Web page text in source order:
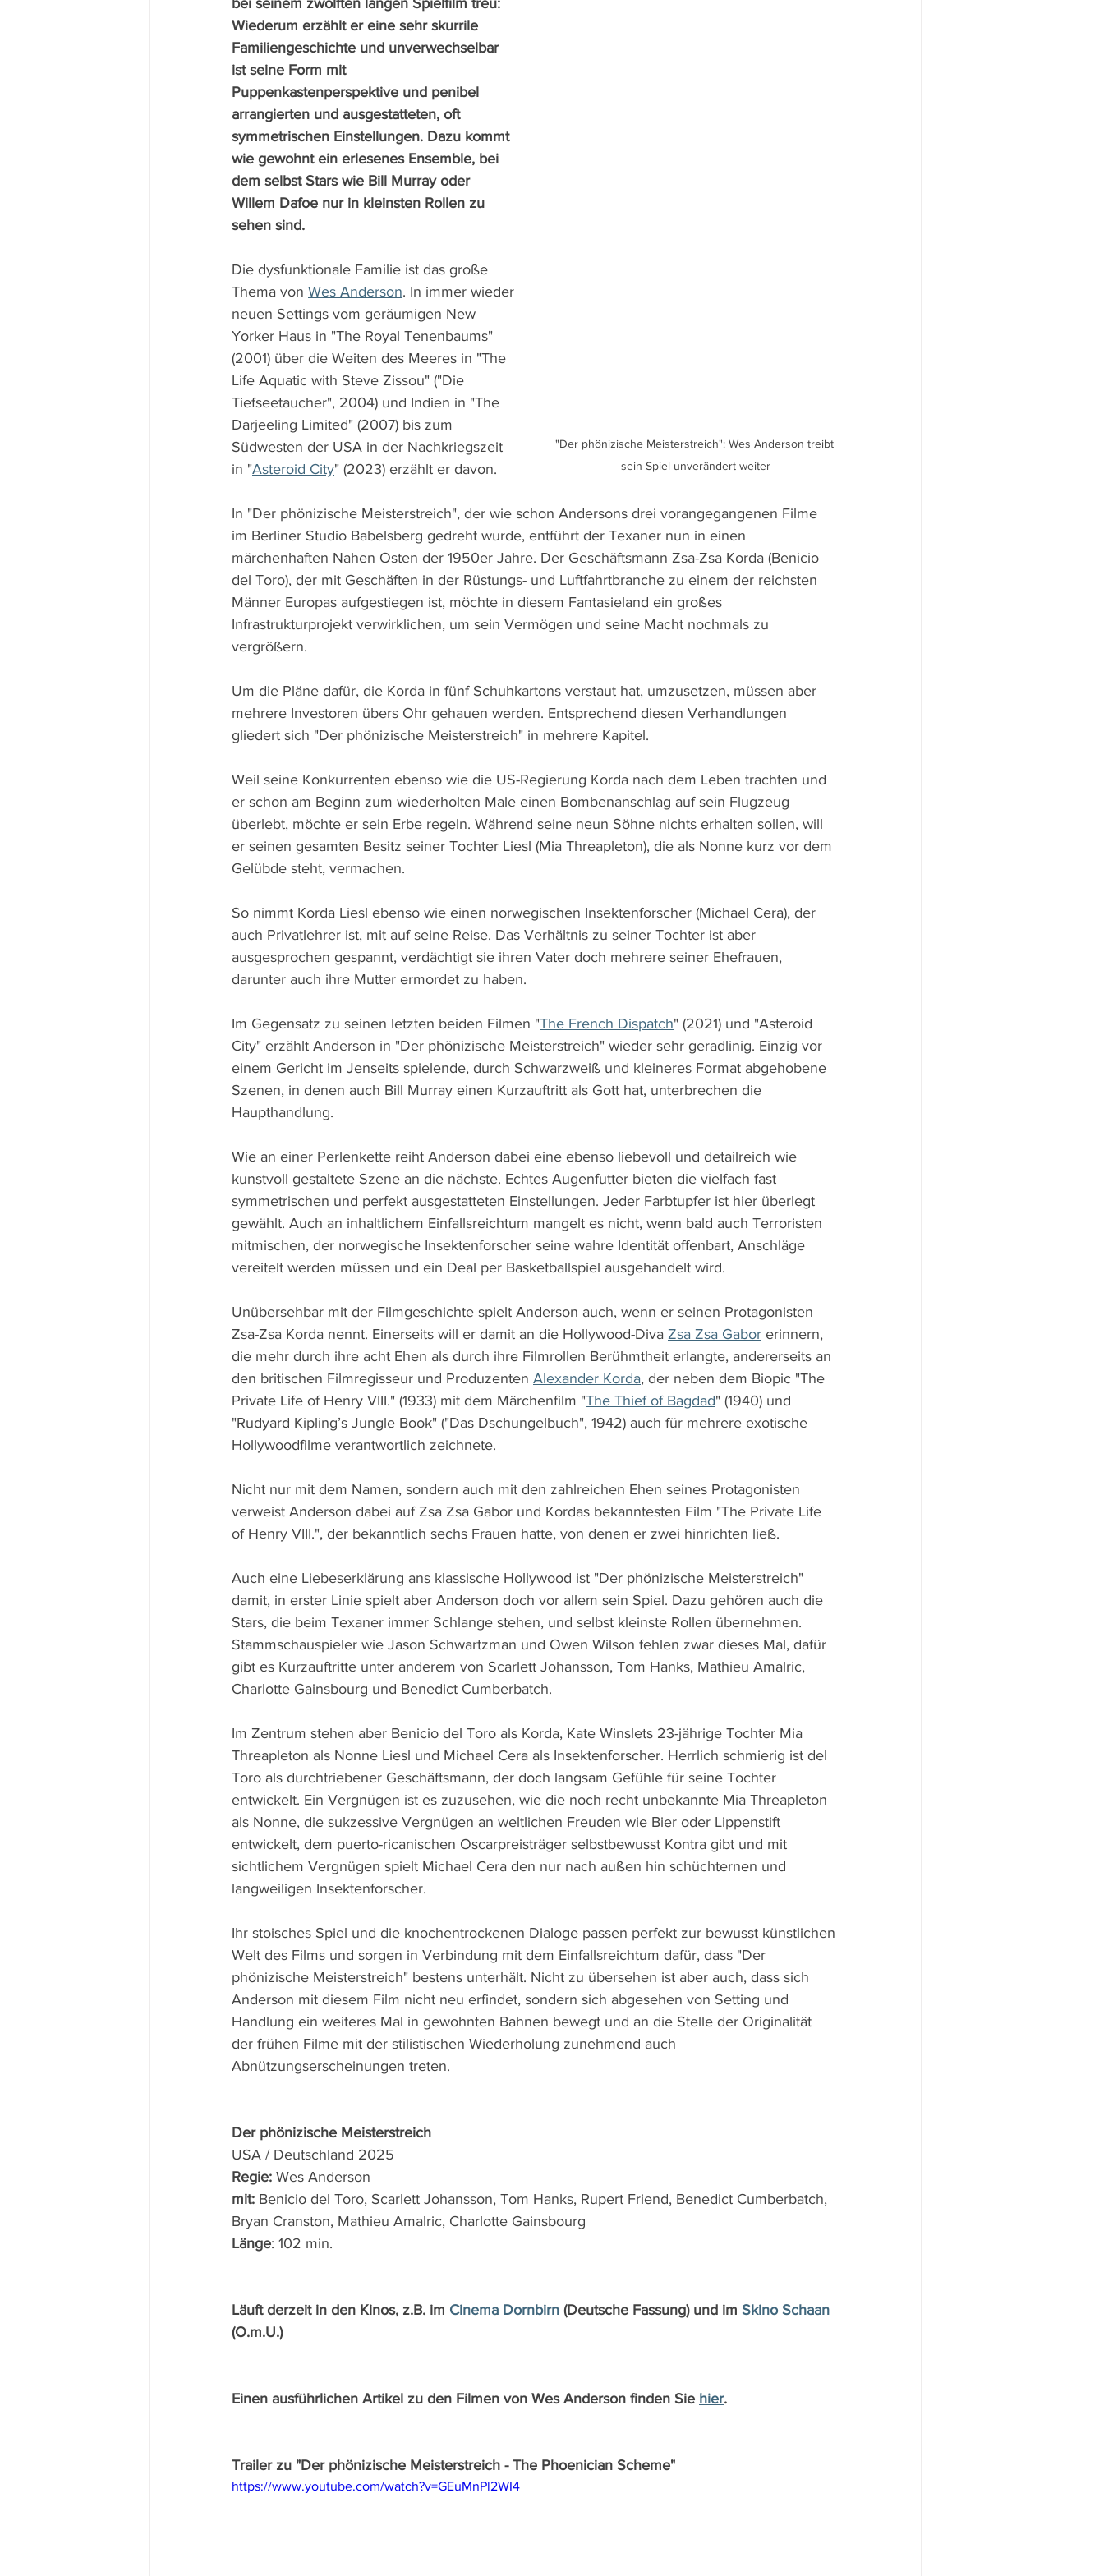
"Der phönizische Meisterstreich": Wes Anderson treibt
sein Spiel unverändert weiter
bei seinem zwölften langen Spielfilm treu:
Wiederum erzählt er eine sehr skurrile
Familiengeschichte und unverwechselbar
ist seine Form mit
Puppenkastenperspektive und penibel
arrangierten und ausgestatteten, oft
symmetrischen Einstellungen. Dazu kommt
wie gewohnt ein erlesenes Ensemble, bei
dem selbst Stars wie Bill Murray oder
Willem Dafoe nur in kleinsten Rollen zu
sehen sind.
Die dysfunktionale Familie ist das große
Thema von Wes Anderson. In immer wieder
neuen Settings vom geräumigen New
Yorker Haus in "The Royal Tenenbaums"
(2001) über die Weiten des Meeres in "The
Life Aquatic with Steve Zissou" ("Die
Tiefseetaucher", 2004) und Indien in "The
Darjeeling Limited" (2007) bis zum
Südwesten der USA in der Nachkriegszeit
in "Asteroid City" (2023) erzählt er davon.
In "Der phönizische Meisterstreich", der wie schon Andersons drei vorangegangenen Filme
im Berliner Studio Babelsberg gedreht wurde, entführt der Texaner nun in einen
märchenhaften Nahen Osten der 1950er Jahre. Der Geschäftsmann Zsa-Zsa Korda (Benicio
del Toro), der mit Geschäften in der Rüstungs- und Luftfahrtbranche zu einem der reichsten
Männer Europas aufgestiegen ist, möchte in diesem Fantasieland ein großes
Infrastrukturprojekt verwirklichen, um sein Vermögen und seine Macht nochmals zu
vergrößern.
Um die Pläne dafür, die Korda in fünf Schuhkartons verstaut hat, umzusetzen, müssen aber
mehrere Investoren übers Ohr gehauen werden. Entsprechend diesen Verhandlungen
gliedert sich "Der phönizische Meisterstreich" in mehrere Kapitel.
Weil seine Konkurrenten ebenso wie die US-Regierung Korda nach dem Leben trachten und
er schon am Beginn zum wiederholten Male einen Bombenanschlag auf sein Flugzeug
überlebt, möchte er sein Erbe regeln. Während seine neun Söhne nichts erhalten sollen, will
er seinen gesamten Besitz seiner Tochter Liesl (Mia Threapleton), die als Nonne kurz vor dem
Gelübde steht, vermachen.
So nimmt Korda Liesl ebenso wie einen norwegischen Insektenforscher (Michael Cera), der
auch Privatlehrer ist, mit auf seine Reise. Das Verhältnis zu seiner Tochter ist aber
ausgesprochen gespannt, verdächtigt sie ihren Vater doch mehrere seiner Ehefrauen,
darunter auch ihre Mutter ermordet zu haben.
Im Gegensatz zu seinen letzten beiden Filmen "The French Dispatch" (2021) und "Asteroid
City" erzählt Anderson in "Der phönizische Meisterstreich" wieder sehr geradlinig. Einzig vor
einem Gericht im Jenseits spielende, durch Schwarzweiß und kleineres Format abgehobene
Szenen, in denen auch Bill Murray einen Kurzauftritt als Gott hat, unterbrechen die
Haupthandlung.
Wie an einer Perlenkette reiht Anderson dabei eine ebenso liebevoll und detailreich wie
kunstvoll gestaltete Szene an die nächste. Echtes Augenfutter bieten die vielfach fast
symmetrischen und perfekt ausgestatteten Einstellungen. Jeder Farbtupfer ist hier überlegt
gewählt. Auch an inhaltlichem Einfallsreichtum mangelt es nicht, wenn bald auch Terroristen
mitmischen, der norwegische Insektenforscher seine wahre Identität offenbart, Anschläge
vereitelt werden müssen und ein Deal per Basketballspiel ausgehandelt wird.
Unübersehbar mit der Filmgeschichte spielt Anderson auch, wenn er seinen Protagonisten
Zsa-Zsa Korda nennt. Einerseits will er damit an die Hollywood-Diva Zsa Zsa Gabor erinnern,
die mehr durch ihre acht Ehen als durch ihre Filmrollen Berühmtheit erlangte, andererseits an
den britischen Filmregisseur und Produzenten Alexander Korda, der neben dem Biopic "The
Private Life of Henry VIII." (1933) mit dem Märchenfilm "The Thief of Bagdad" (1940) und
"Rudyard Kipling’s Jungle Book" ("Das Dschungelbuch", 1942) auch für mehrere exotische
Hollywoodfilme verantwortlich zeichnete.
Nicht nur mit dem Namen, sondern auch mit den zahlreichen Ehen seines Protagonisten
verweist Anderson dabei auf Zsa Zsa Gabor und Kordas bekanntesten Film "The Private Life
of Henry VIII.", der bekanntlich sechs Frauen hatte, von denen er zwei hinrichten ließ.
Auch eine Liebeserklärung ans klassische Hollywood ist "Der phönizische Meisterstreich"
damit, in erster Linie spielt aber Anderson doch vor allem sein Spiel. Dazu gehören auch die
Stars, die beim Texaner immer Schlange stehen, und selbst kleinste Rollen übernehmen.
Stammschauspieler wie Jason Schwartzman und Owen Wilson fehlen zwar dieses Mal, dafür
gibt es Kurzauftritte unter anderem von Scarlett Johansson, Tom Hanks, Mathieu Amalric,
Charlotte Gainsbourg und Benedict Cumberbatch.
Im Zentrum stehen aber Benicio del Toro als Korda, Kate Winslets 23-jährige Tochter Mia
Threapleton als Nonne Liesl und Michael Cera als Insektenforscher. Herrlich schmierig ist del
Toro als durchtriebener Geschäftsmann, der doch langsam Gefühle für seine Tochter
entwickelt. Ein Vergnügen ist es zuzusehen, wie die noch recht unbekannte Mia Threapleton
als Nonne, die sukzessive Vergnügen an weltlichen Freuden wie Bier oder Lippenstift
entwickelt, dem puerto-ricanischen Oscarpreisträger selbstbewusst Kontra gibt und mit
sichtlichem Vergnügen spielt Michael Cera den nur nach außen hin schüchternen und
langweiligen Insektenforscher.
Ihr stoisches Spiel und die knochentrockenen Dialoge passen perfekt zur bewusst künstlichen
Welt des Films und sorgen in Verbindung mit dem Einfallsreichtum dafür, dass "Der
phönizische Meisterstreich" bestens unterhält. Nicht zu übersehen ist aber auch, dass sich
Anderson mit diesem Film nicht neu erfindet, sondern sich abgesehen von Setting und
Handlung ein weiteres Mal in gewohnten Bahnen bewegt und an die Stelle der Originalität
der frühen Filme mit der stilistischen Wiederholung zunehmend auch
Abnützungserscheinungen treten.
Der phönizische Meisterstreich
USA / Deutschland 2025
Regie: Wes Anderson
mit: Benicio del Toro, Scarlett Johansson, Tom Hanks, Rupert Friend, Benedict Cumberbatch,
Bryan Cranston, Mathieu Amalric, Charlotte Gainsbourg
Länge: 102 min.
Läuft derzeit in den Kinos, z.B. im Cinema Dornbirn (Deutsche Fassung) und im Skino Schaan
(O.m.U.)
Einen ausführlichen Artikel zu den Filmen von Wes Anderson finden Sie hier.
Trailer zu "Der phönizische Meisterstreich - The Phoenician Scheme"
https://www.youtube.com/watch?v=GEuMnPl2WI4